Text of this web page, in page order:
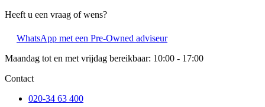
Heeft u een vraag of wens?
WhatsApp met een Pre-Owned adviseur
Maandag tot en met vrijdag bereikbaar: 10:00 - 17:00
Contact
020-34 63 400